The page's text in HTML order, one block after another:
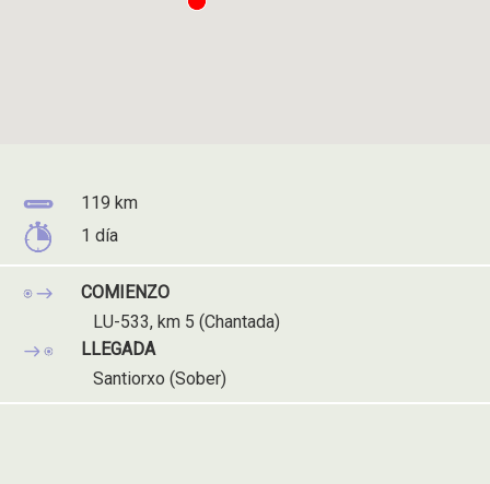
Distancia
del
recorrido:
119 km
Tiempo
del
recorrido:
1 día
COMIENZO
LU-533, km 5 (Chantada)
LLEGADA
Santiorxo (Sober)